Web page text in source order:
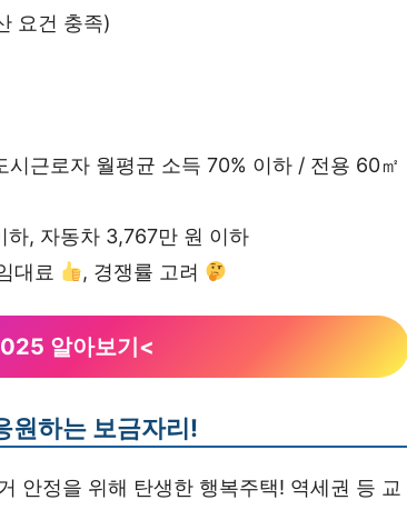
요건 충족)
시근로자 월평균 소득 70% 이하 / 전용 60㎡
하, 자동차 3,767만 원 이하
대료 , 경쟁률 고려
알아보기<
원하는 보금자리!
안정을 위해 탄생한 행복주택! 역세권 등 교